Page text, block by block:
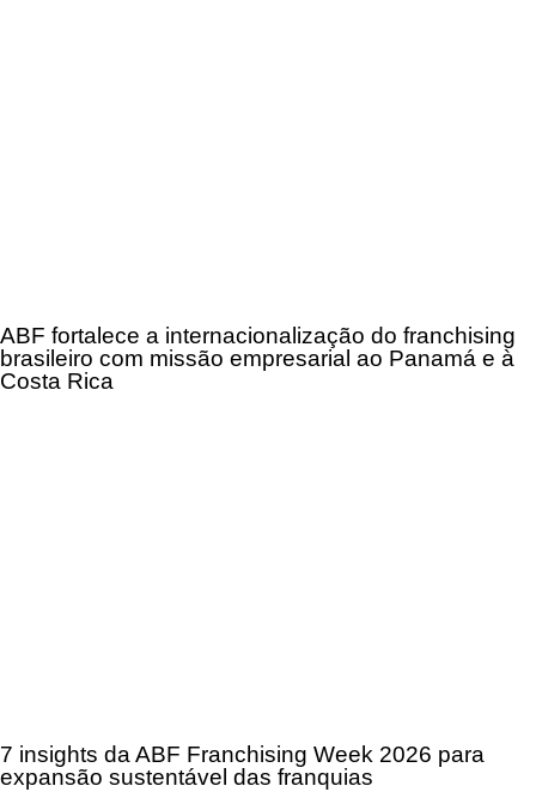
ABF fortalece a internacionalização do franchising
brasileiro com missão empresarial ao Panamá e à
Costa Rica
7 insights da ABF Franchising Week 2026 para
expansão sustentável das franquias